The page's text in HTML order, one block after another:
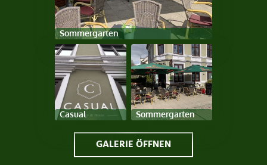
Sommergarten
Casual Sommergarten
GALERIE ÖFFNEN